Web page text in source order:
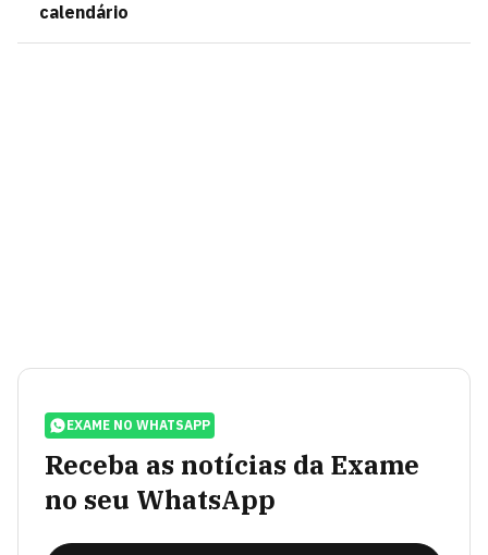
calendário
EXAME NO WHATSAPP
Receba as notícias da Exame
no seu WhatsApp